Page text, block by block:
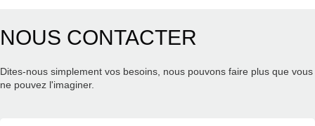
NOUS CONTACTER
Dites-nous simplement vos besoins, nous pouvons faire plus que vous
ne pouvez l'imaginer.